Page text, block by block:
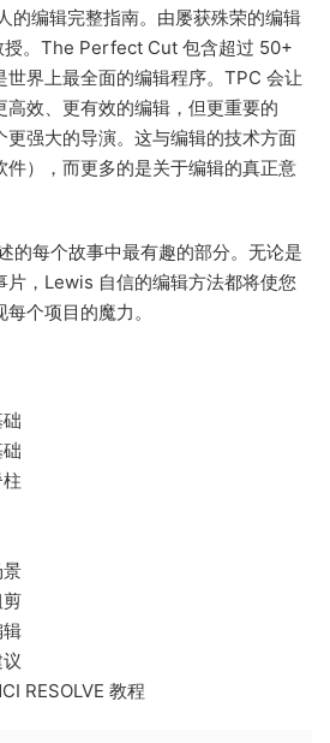
的编辑完整指南。由屡获殊荣的编辑
。The Perfect Cut 包含超过 50+
界上最全面的编辑程序。TPC 会让
效、更有效的编辑，但更重要的
更强大的导演。这与编辑的技术方面
件），而更多的是关于编辑的真正意
的每个故事中最有趣的部分。无论是
片，Lewis 自信的编辑方法都将使您
个项目的魔力。
RESOLVE 教程